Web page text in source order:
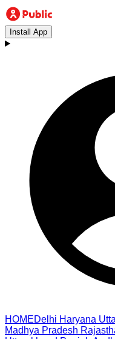
Install App
HOMEDelhi Haryana
Madhya Pradesh